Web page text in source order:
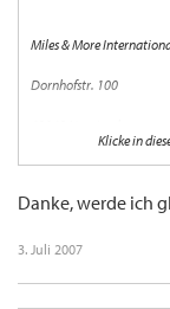
Miles & More
Dornhofstr. 100
Viel Glück und schönen
Carlo
Klicke in
Danke, werde ich
3. Juli 2007